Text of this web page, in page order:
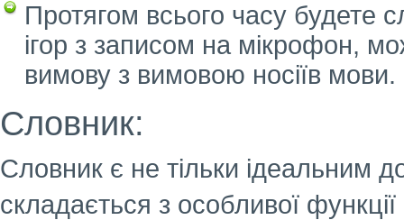
Протягом всього часу будете
ігор з записом на мікрофон,
вимову з вимовою носіїв мови.
Словник:
Словник є не тільки ідеальним
складається з особливої